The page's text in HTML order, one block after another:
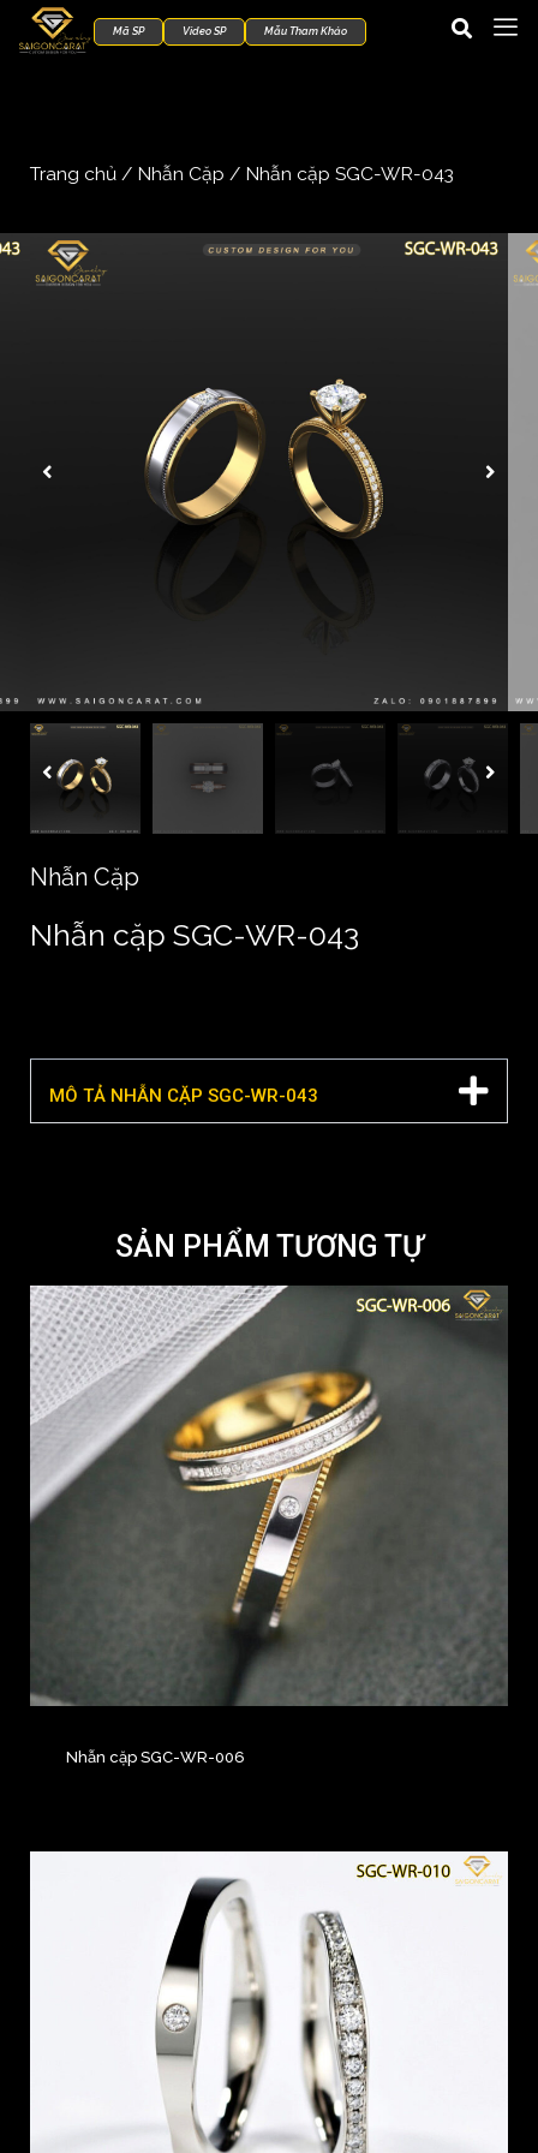
Mã SP Video SP Mẫu Tham Khảo
Trang chủ / Nhẫn Cặp / Nhẫn cặp SGC-WR-043
Nhẫn Cặp
Nhẫn cặp SGC-WR-043
MÔ TẢ NHẪN CẶP SGC-WR-043
SẢN PHẨM TƯƠNG TỰ
Nhẫn cặp SGC-WR-006